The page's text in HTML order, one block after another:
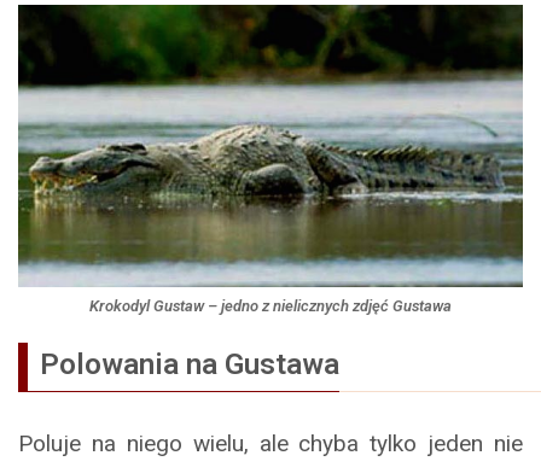
Krokodyl Gustaw – jedno z nielicznych zdjęć Gustawa
Polowania na Gustawa
Poluje na niego wielu, ale chyba tylko jeden nie